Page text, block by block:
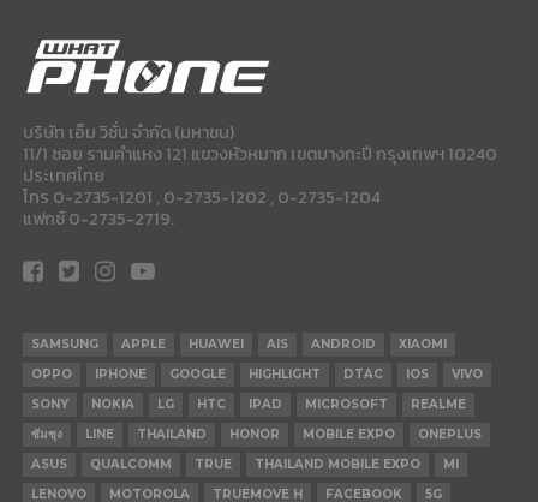
บริษัท เอ็ม วิชั่น จำกัด (มหาชน)
11/1 ซอย รามคำแหง 121 แขวงหัวหมาก เขตบางกะปี กรุงเทพฯ 10240
ประเทศไทย
โทร 0-2735-1201 , 0-2735-1202 , 0-2735-1204
แฟกซ์ 0-2735-2719.
SAMSUNG APPLE HUAWEI AIS ANDROID
XIAOMI
OPPO
IPHONE GOOGLE HIGHLIGHT DTAC IOS
VIVO
SONY
NOKIA LG HTC IPAD MICROSOFT
REALME
ซัมซุง
LINE THAILAND HONOR MOBILE EXPO
ONEPLUS
ASUS
QUALCOMM TRUE THAILAND MOBILE EXPO
MI
LENOVO
MOTOROLA TRUEMOVE H FACEBOOK 5G